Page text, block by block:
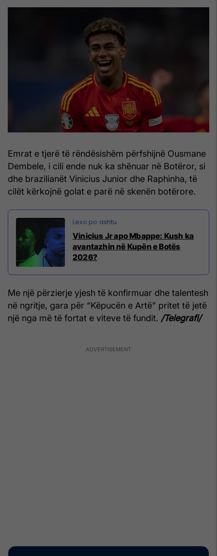
Emrat e tjerë të rëndësishëm përfshijnë Ousmane
Dembele, i cili ende nuk ka shënuar në Botëror, si
dhe brazilianët Vinicius Junior dhe Raphinha, të
cilët kërkojnë golat e parë në skenën botërore.
Vinicius Jr apo Mbappe: Kush ka
avantazhin në Kupën e Botës
2026?
Me një përzierje yjesh të konfirmuar dhe talentesh
në ngritje, gara për “Këpucën e Artë” pritet të jetë
një nga më të fortat e viteve të fundit. /Telegrafi/